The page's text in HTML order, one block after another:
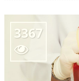
3367
